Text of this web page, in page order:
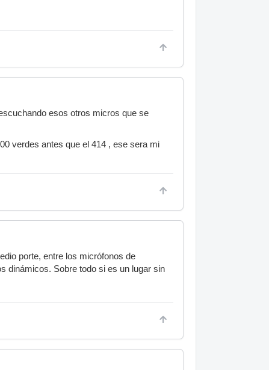
esos otros micros que se
verdes antes que el 414 , ese sera mi
porte, entre los micrófonos de
dinámicos. Sobre todo si es un lugar sin